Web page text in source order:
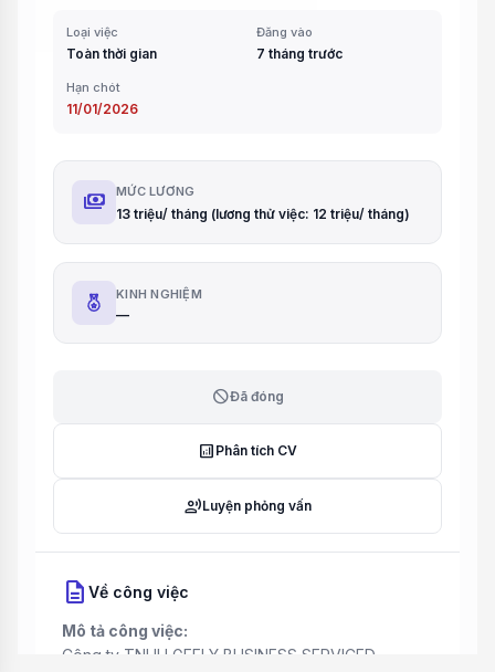
Loại việc
Toàn thời gian
Đăng vào
7 tháng trước
Hạn chót
11/01/2026
payments MỨC LƯƠNG
13 triệu/ tháng (lương thử việc: 12 triệu/ tháng)
KINH NGHIỆM
—
blockĐã đóng
analytics Phân tích CV
record_voice_overLuyện phỏng vấn
description Về công việc
Mô tả công việc:
Công ty TNHH GEELY BUSINESS SERVICED